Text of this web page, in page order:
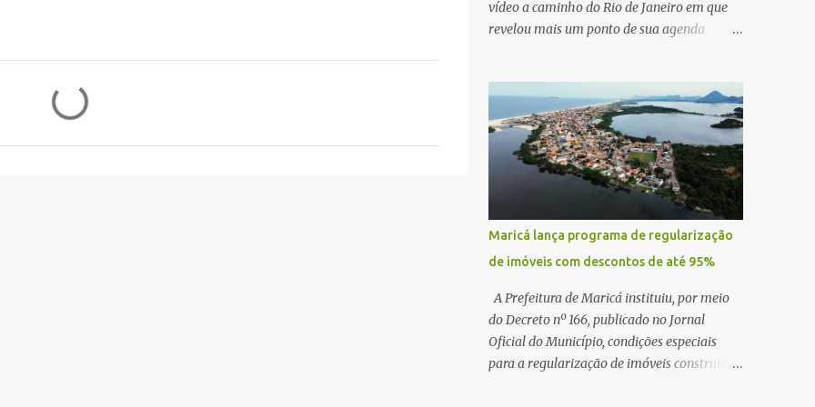
vídeo a caminho do Rio de Janeiro em que
revelou mais um ponto de sua agenda
pessoal, para tratar da possibilidade de
construir no município uma base e centro de
lançamento de foguetes e satélites. A
declaração chamou atenção pela ousadia do
projeto, que colocaria Maricá em um novo
patamar de visibilidade tecnológica e
estratégica. Segundo Quaquá, a conversa
será o início de um debate maior sobre a
viabilidade dessa estrutura na cidade.
Durante o vídeo, o prefeito também
respondeu às críticas que vem recebendo.
Segundo ele, muitas pessoas estão dizendo
que promete muito, mas não estaria
Maricá lança programa de regularização
de imóveis com descontos de até 95%
A Prefeitura de Maricá instituiu, por meio
do Decreto nº 166, publicado no Jornal
Oficial do Município, condições especiais
para a regularização de imóveis construídos